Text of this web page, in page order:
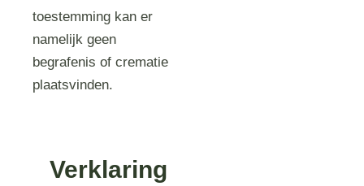
toestemming kan er
namelijk geen
begrafenis of crematie
plaatsvinden.
Verklaring